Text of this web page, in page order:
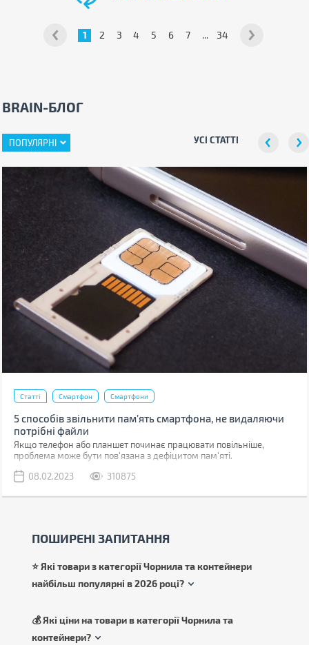
1 2 3 4 5 6 7 ... 34
BRAIN-БЛОГ
ПОПУЛЯРНІ УСІ СТАТТІ
Статті Смартфон Смартфони
5 способів звільнити пам’ять смартфона, не видаляючи
потрібні файли
Якщо телефон або планшет починає працювати повільніше,
проблема може бути пов'язана з дефіцитом пам'яті.
08.02.2023
310875
ПОШИРЕНІ ЗАПИТАННЯ
⭐ Які товари з категорії Чорнила та контейнери
найбільш популярні в 2026 році?
💰 Які ціни на товари в категорії Чорнила та
контейнери?